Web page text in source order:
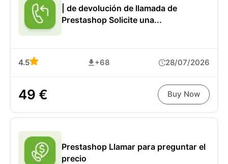
| de devolución de llamada de
Prestashop Solicite una...
4.5 +68 28/07/2026
49 € Buy Now
Prestashop Llamar para preguntar el
precio